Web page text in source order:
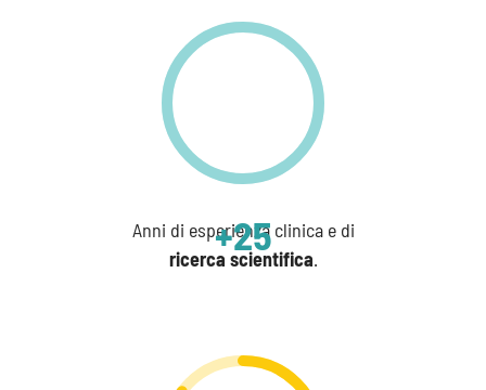
+25
Anni di esperienza clinica e di
ricerca scientifica.